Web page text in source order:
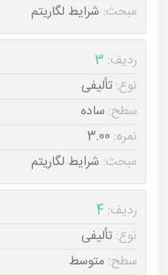
مبحث: شرایط لگاریتم
ردیف: 3
نوع: تألیفی
سطح: ساده
نمره: 3.00
مبحث: شرایط لگاریتم
ردیف: 4
نوع: تألیفی
سطح: متوسط